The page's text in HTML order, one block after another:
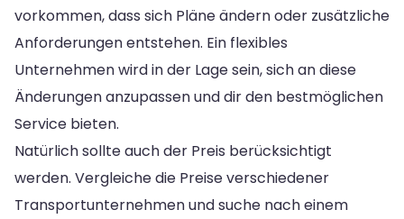
vorkommen, dass sich Pläne ändern oder zusätzliche
Anforderungen entstehen. Ein flexibles
Unternehmen wird in der Lage sein, sich an diese
Änderungen anzupassen und dir den bestmöglichen
Service bieten.
Natürlich sollte auch der Preis berücksichtigt
werden. Vergleiche die Preise verschiedener
Transportunternehmen und suche nach einem